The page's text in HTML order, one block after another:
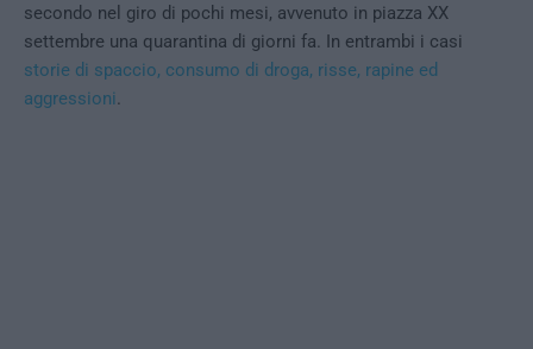
secondo nel giro di pochi mesi, avvenuto in piazza XX
settembre una quarantina di giorni fa. In entrambi i casi
storie di spaccio, consumo di droga, risse, rapine ed
aggressioni.